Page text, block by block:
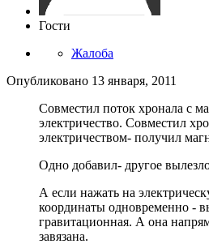
Гости
Жалоба
Опубликовано 13 января, 2011
Совместил поток хронала с
электричество. Совместил
электричеством- получил
Одно добавил- другое
А если нажать на
координаты одновременно -
гравитационная. А она
завязана.